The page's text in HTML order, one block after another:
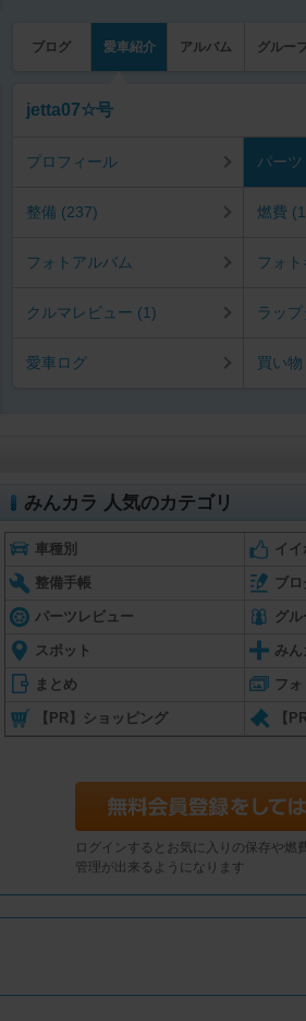
ブログ 愛車紹介 アルバム グルー
jetta07☆号
プロフィール パー
整備 (237) 燃費
フォトアルバム フォ
クルマレビュー (1) ラッ
愛車ログ 買い
みんカラ 人気のカテゴリ
車種別 イイ
整備手帳 ブロ
パーツレビュー グ
スポット みん
まとめ フォ
【PR】ショッピング 【
ログインするとお気に入りの保存や燃
管理が出来るようになります